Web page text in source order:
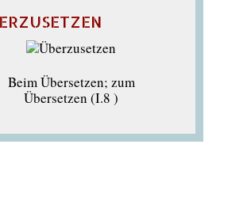
Beim Übersetzen; zum
Übersetzen (I.8 )